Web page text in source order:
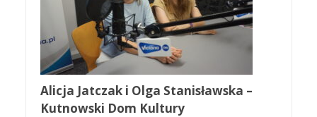
Alicja Jatczak i Olga Stanisławska –
Kutnowski Dom Kultury